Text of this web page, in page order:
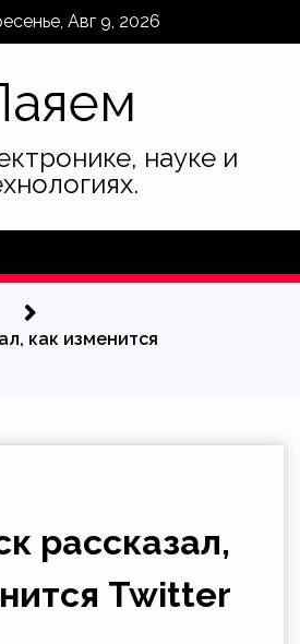
Авг 9, 2026
науке и
как изменится
рассказал,
Twitter